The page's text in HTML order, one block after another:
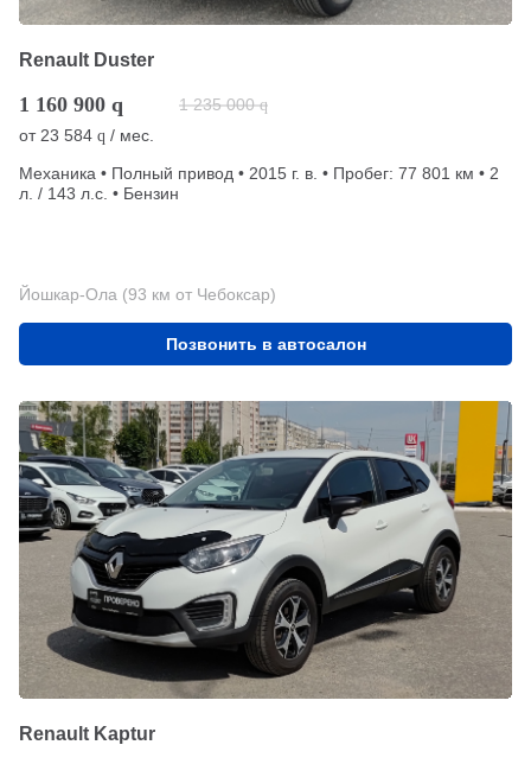
Renault Duster
1 160 900 q 1 235 000 q
от23 584 q / мес.
Механика • Полный привод • 2015 г. в. • Пробег: 77 801 км • 2
л. / 143 л.с. • Бензин
Йошкар-Ола (93 км от Чебоксар)
Позвонить в автосалон
Renault Kaptur